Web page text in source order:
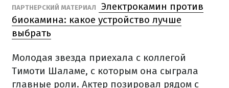
ПАРТНЕРСКИЙ МАТЕРИАЛ
Электрокамин против
биокамина: какое устройство лучше
выбрать
Молодая звезда приехала с коллегой
Тимоти Шаламе, с которым она сыграла
главные роли. Актер позировал рядом с